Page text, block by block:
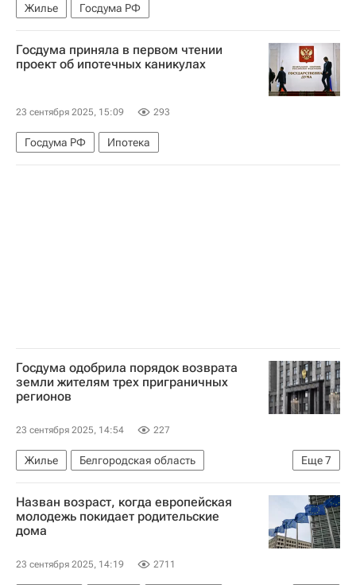
Жилье Госдума РФ
Госдума приняла в первом чтении
проект об ипотечных каникулах
23 сентября 2025, 15:09 293
Госдума РФ Ипотека
Госдума одобрила порядок возврата
земли жителям трех приграничных
регионов
23 сентября 2025, 14:54 227
Еще7
Жилье
Белгородская область
Курская область
Сергей Гаврилов
Виктория Абрамченко
Госдума РФ
Вооруженные силы Украины
Земельные участки
Законодательство
Назван возраст, когда европейская
молодежь покидает родительские
дома
23 сентября 2025, 14:19 2711